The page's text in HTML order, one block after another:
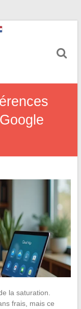
la saturation.
frais, mais ce